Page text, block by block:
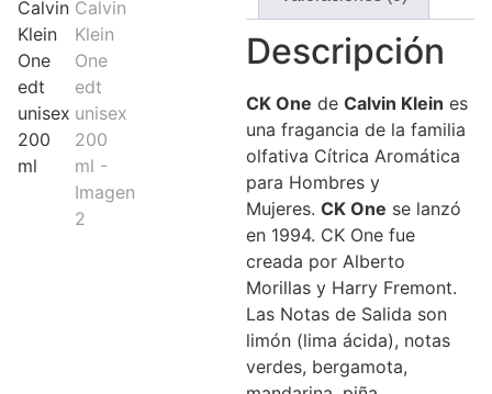
Descripción
CK One de Calvin Klein es
una fragancia de la familia
olfativa Cítrica Aromática
para Hombres y
Mujeres. CK One se lanzó
en 1994. CK One fue
creada por Alberto
Morillas y Harry Fremont.
Las Notas de Salida son
limón (lima ácida), notas
verdes, bergamota,